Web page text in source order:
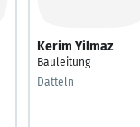
Kerim Yilmaz
Bauleitung
Datteln